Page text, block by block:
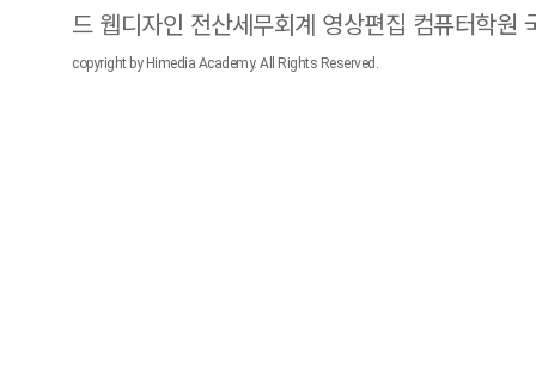
드 웹디자인 전산세무회계 영상편집 컴퓨터학원
copyright by Himedia Academy. All Rights Reserved.